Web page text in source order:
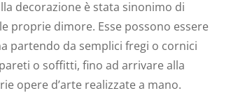
decorazione è stata sinonimo di
proprie dimore. Esse possono essere
partendo da semplici fregi o cornici
o soffitti, fino ad arrivare alla
opere d’arte realizzate a mano.